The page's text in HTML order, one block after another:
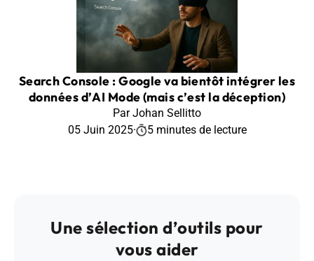
Search Console : Google va bientôt intégrer les
données d’AI Mode (mais c’est la déception)
Par Johan Sellitto
05 Juin 2025· 5 minutes de lecture
Une sélection d’outils pour
vous aider